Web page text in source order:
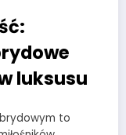
luksusu
to